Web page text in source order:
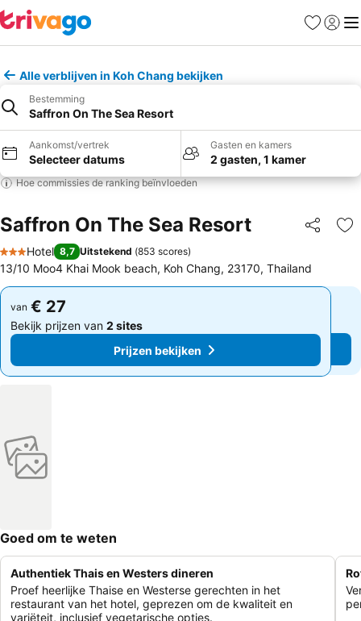
Favorieten
Alle verblijven in Koh Chang bekijken
Bestemming
Saffron On The Sea Resort
Aankomst/vertrek
Selecteer datums
Gasten en kamers
2 gasten, 1 kamer
Hoe commissies de ranking beïnvloeden
Saffron On The Sea Resort Delen
3 Sterren
Hotel 8,7 Uitstekend (853 scores)
13/10 Moo4 Khai Mook beach, Koh Chang, 23170, Thailand
van € 27
Bekijk prijzen van 2 sites
Prijzen bekijken
van € 27
Bekijk prijzen van 2 sites
Prijzen bekijken
Goed om te weten
Authentiek Thais en Westers dineren
Proef heerlijke Thaise en Westerse gerechten in het
restaurant van het hotel, geprezen om de kwaliteit en
variëteit, inclusief vegetarische opties.